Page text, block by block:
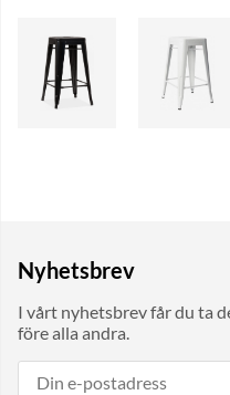
Nyhetsbrev
I vårt nyhetsbrev får du ta
före alla andra.